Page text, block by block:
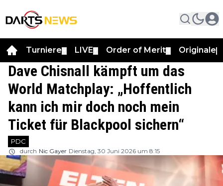
Turniere LIVE Order of Merit Originale
Dave Chisnall kämpft um das
World Matchplay: „Hoffentlich
kann ich mir doch noch mein
Ticket für Blackpool sichern“
PDC
durch Nic Gayer Dienstag, 30 Juni 2026 um 8:15